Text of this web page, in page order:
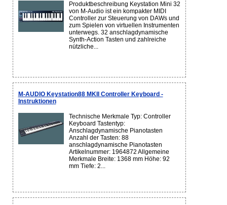
Produktbeschreibung Keystation Mini 32
von M-Audio ist ein kompakter MIDI
Controller zur Steuerung von DAWs und
zum Spielen von virtuellen Instrumenten
unterwegs. 32 anschlagdynamische
Synth-Action Tasten und zahlreiche
nützliche...
M-AUDIO Keystation88 MKII Controller Keyboard -
Instruktionen
Technische Merkmale Typ: Controller
Keyboard Tastentyp:
Anschlagdynamische Pianotasten
Anzahl der Tasten: 88
anschlagdynamische Pianotasten
Artikelnummer: 1964872 Allgemeine
Merkmale Breite: 1368 mm Höhe: 92
mm Tiefe: 2...